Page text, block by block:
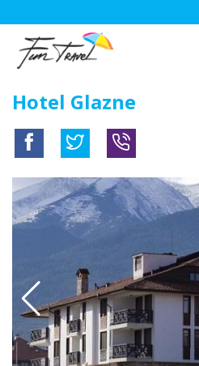
Hotel Glazne